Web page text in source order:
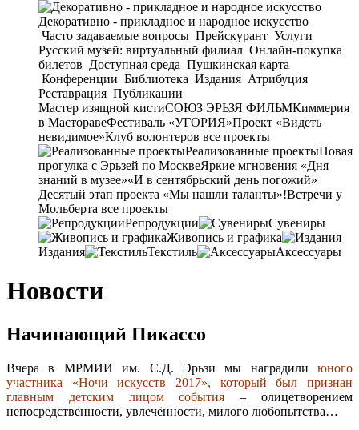
Декоративно - прикладное и народное искусство
Часто задаваемые вопросы Прейскурант Услуги
Русский музей: виртуальный филиал Онлайн-покупка
билетов Доступная среда Пушкинская карта
Конференции Библиотека Издания Атрибуция
Реставрация Публикации
Мастер изящной кистиСОЮЗ ЭРЬЗЯ ФИЛЬМКиммерия
в МасторавеФестиваль «УГОРИЯ»Проект «Видеть
невидимое»Клуб волонтеров все проекты
Реализованные проектыНовая
прогулка с Эрьзей по МосквеЯркие мгновения «Дня
знаний в музее»«И в сентябрьский день погожий»
Десятый этап проекта «Мы нашли таланты»!Встречи у
Мольберта все проекты
Репродукции
Сувениры
Живопись и графика
Издания
Текстиль Аксессуары
Новости
Начинающий Пикассо
Вчера в МРМИИ им. С.Д. Эрьзи мы наградили юного
участника «Ночи искусств 2017», который был признан
главным детским лицом события – олицетворением
непосредственности, увлечённости, милого любопытства…